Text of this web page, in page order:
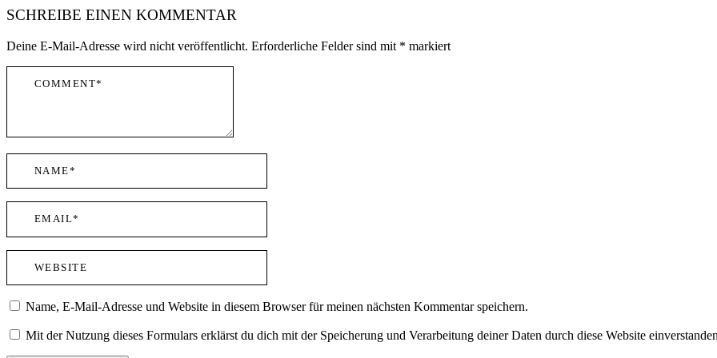
SCHREIBE EINEN KOMMENTAR
Deine E-Mail-Adresse wird nicht veröffentlicht. Erforderliche Felder sind mit * markiert
Name, E-Mail-Adresse und Website in diesem Browser für meinen nächsten Kommentar speichern.
Mit der Nutzung dieses Formulars erklärst du dich mit der Speicherung und Verarbeitung deiner Daten durch diese Website